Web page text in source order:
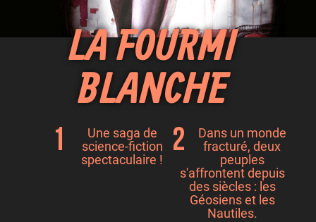
LA FOURMI
BLANCHE
Une saga de
science-fiction
spectaculaire !
Dans un monde
fracturé, deux
peuples
s'affrontent depuis
des siècles : les
Géosiens et les
Nautiles.